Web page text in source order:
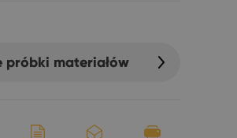
próbki materiałów